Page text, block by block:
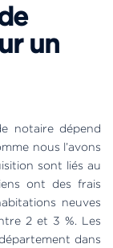
un
notaire dépend
nous l’avons
sont liés au
ont des frais
neuves
2 et 3 %. Les
dans